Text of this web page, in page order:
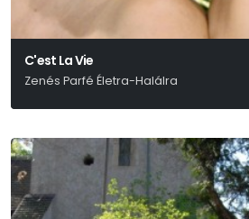
C'est La Vie
Zenés Parfé Életra-Halálra